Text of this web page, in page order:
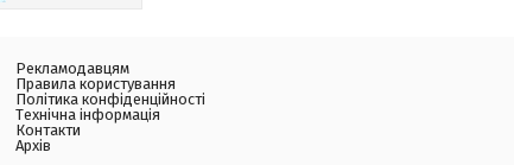
Рекламодавцям
Правила користування
Політика конфіденційності
Технічна інформація
Контакти
Архів